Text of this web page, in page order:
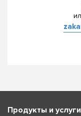
Продукты и услуги